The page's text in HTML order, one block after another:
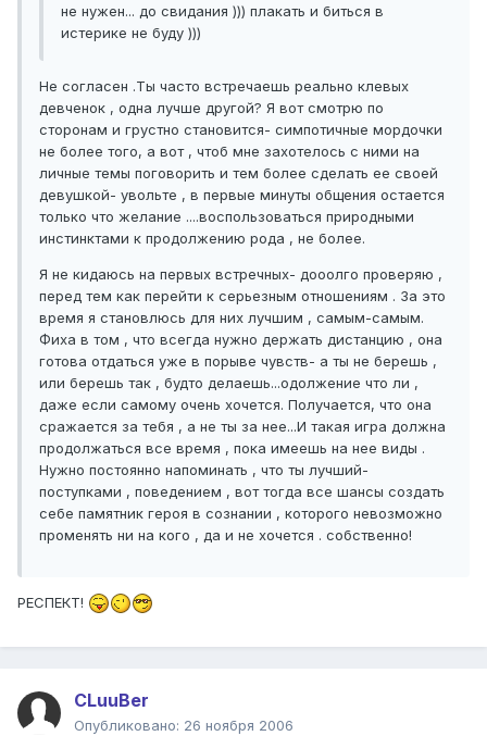
не нужен... до свидания ))) плакать и биться в
истерике не буду )))
Не согласен .Ты часто встречаешь реально клевых
девченок , одна лучше другой? Я вот смотрю по
сторонам и грустно становится- симпотичные мордочки
не более того, а вот , чтоб мне захотелось с ними на
личные темы поговорить и тем более сделать ее своей
девушкой- увольте , в первые минуты общения остается
только что желание ....воспользоваться природными
инстинктами к продолжению рода , не более.
Я не кидаюсь на первых встречных- дооолго проверяю ,
перед тем как перейти к серьезным отношениям . За это
время я становлюсь для них лучшим , самым-самым.
Фиха в том , что всегда нужно держать дистанцию , она
готова отдаться уже в порыве чувств- а ты не берешь ,
или берешь так , будто делаешь...одолжение что ли ,
даже если самому очень хочется. Получается, что она
сражается за тебя , а не ты за нее...И такая игра должна
продолжаться все время , пока имеешь на нее виды .
Нужно постоянно напоминать , что ты лучший-
поступками , поведением , вот тогда все шансы создать
себе памятник героя в сознании , которого невозможно
променять ни на кого , да и не хочется . собственно!
РЕСПЕКТ!
CLuuBer
Опубликовано: 26 ноября 2006